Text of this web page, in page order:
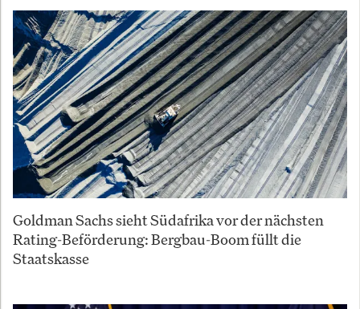
Goldman Sachs sieht Südafrika vor der nächsten
Rating-Beförderung: Bergbau-Boom füllt die
Staatskasse